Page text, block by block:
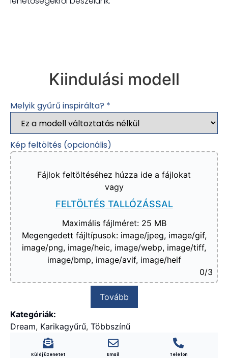
Kiindulási modell
Melyik gyűrű inspirálta? *
Kép feltöltés (opcionális)
Fájlok feltöltéséhez húzza ide a fájlokat
vagy
FELTÖLTÉS TALLÓZÁSSAL
Maximális fájlméret: 25 MB
Megengedett fájltípusok: image/jpeg, image/gif,
image/png, image/heic, image/webp, image/tiff,
image/bmp, image/avif, image/heif
0/3
Tovább
Kategóriák:
Dream, Karikagyűrű, Többszínű
Küldj üzenetet Email Telefon